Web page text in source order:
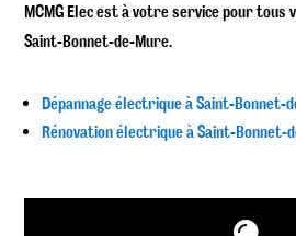
MCMG Elec est à votre service pour
Saint-Bonnet-de-Mure.
Dépannage électrique à Saint-Bonnet-
Rénovation électrique à Saint-Bonnet-